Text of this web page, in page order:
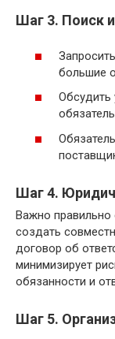
Шаг 3. Поиск
большие
Обсудить
Шаг 4.
Важно
создать
договор об
минимизирует
обязанности и
Шаг 5.